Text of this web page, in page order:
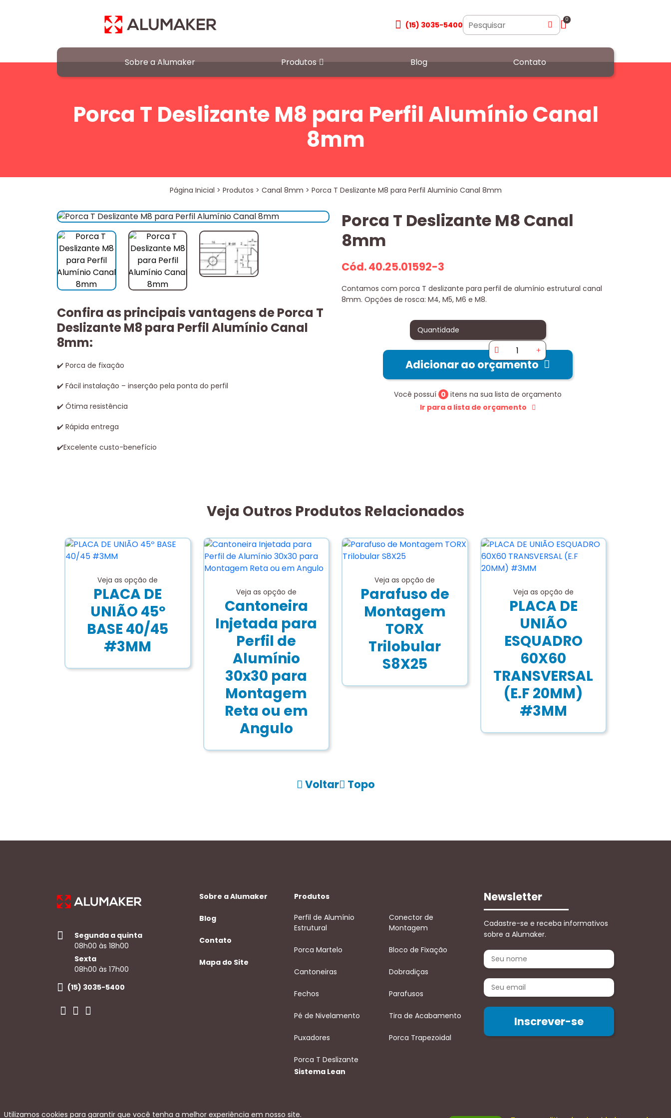
(15) 3035-5400
0
Sobre a Alumaker Produtos Blog Contato
Porca T Deslizante M8 para Perfil Alumínio Canal
8mm
Página Inicial > Produtos > Canal 8mm > Porca T Deslizante M8 para Perfil Alumínio Canal 8mm
Confira as principais vantagens de Porca T
Deslizante M8 para Perfil Alumínio Canal
8mm:
✔ ️ Porca de fixação
✔ ️ Fácil instalação – inserção pela ponta do perfil
✔ ️ Ótima resistência
✔ ️ Rápida entrega
✔️Excelente custo-benefício
Porca T Deslizante M8 Canal
8mm
Cód. 40.25.01592-3
Contamos com porca T deslizante para perfil de alumínio estrutural canal
8mm. Opções de rosca: M4, M5, M6 e M8.
Quantidade
Adicionar ao orçamento
Você possuí 0 itens na sua lista de orçamento
Ir para a lista de orçamento
Veja Outros Produtos Relacionados
Veja as opção de
PLACA DE
UNIÃO 45º
BASE 40/45
#3MM
Veja as opção de
Cantoneira
Injetada para
Perfil de
Alumínio
30x30 para
Montagem
Reta ou em
Angulo
Veja as opção de
Parafuso de
Montagem
TORX
Trilobular
S8X25
Veja as opção de
PLACA DE
UNIÃO
ESQUADRO
60X60
TRANSVERSAL
(E.F 20MM)
#3MM
Voltar Topo
Segunda a quinta
08h00 às 18h00
Sexta
08h00 às 17h00
(15) 3035-5400
Sobre a Alumaker
Blog
Contato
Mapa do Site
Produtos
Perfil de Alumínio
Estrutural
Conector de
Montagem
Porca Martelo Bloco de Fixação
Cantoneiras Dobradiças
Fechos Parafusos
Pé de Nivelamento Tira de Acabamento
Puxadores Porca Trapezoidal
Porca T Deslizante
Sistema Lean
Newsletter
Cadastre-se e receba informativos
sobre a Alumaker.
Utilizamos cookies para garantir que você tenha a melhor experiência em nosso site.